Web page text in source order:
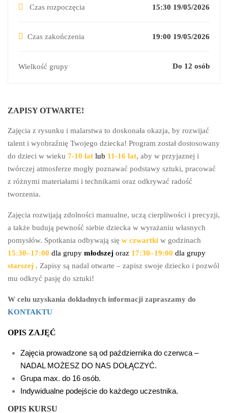
Czas rozpoczęcia 15:30 19/05/2026
Czas zakończenia 19:00 19/05/2026
Wielkość grupy Do 12 osób
ZAPISY OTWARTE!
Zajęcia z rysunku i malarstwa to doskonała okazja, by rozwijać
talent i wyobraźnię Twojego dziecka! Program został dostosowany
do dzieci w wieku 7-10 lat lub 11-16 lat, aby w przyjaznej i
twórczej atmosferze mogły poznawać podstawy sztuki, pracować
z różnymi materiałami i technikami oraz odkrywać radość
tworzenia.
Zajęcia rozwijają zdolności manualne, uczą cierpliwości i precyzji,
a także budują pewność siebie dziecka w wyrażaniu własnych
pomysłów. Spotkania odbywają się w czwartki w godzinach
15:30–17:00 dla grupy młodszej oraz 17:30–19:00 dla grupy
starszej . Zapisy są nadal otwarte – zapisz swoje dziecko i pozwól
mu odkryć pasję do sztuki!
W celu uzyskania dokładnych informacji zapraszamy do
KONTAKTU
OPIS ZAJĘĆ
Zajęcia prowadzone są od października do czerwca –
NADAL MOŻESZ DO NAS DOŁĄCZYĆ.
Grupa max. do 16 osób.
Indywidualne podejście do każdego uczestnika.
OPIS KURSU